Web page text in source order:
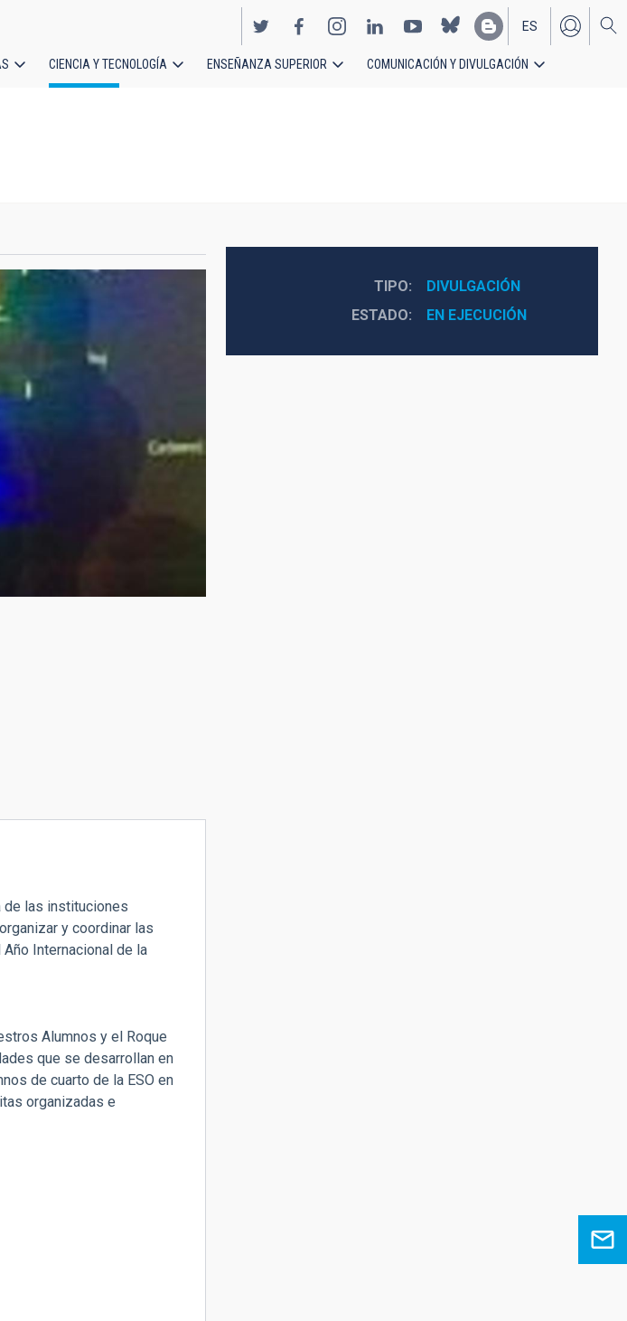
EN
ES
CIENCIA Y TECNOLOGÍA ENSEÑANZA SUPERIOR COMUNICACIÓN Y DIVULGACIÓN
de las instituciones
y coordinar las
Internacional de la
Alumnos y el Roque
que se desarrollan en
de cuarto de la ESO en
organizadas e
TIPO
DIVULGACIÓN
ESTADO
EN EJECUCIÓN